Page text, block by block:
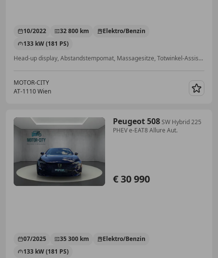
10/2022 32 800 km
Elektro/Benzin
133 kW (181 PS)
Head-up display, Abstandstempomat, Massagesitze, Totwinkel-Assistent, Lichtsensor, Sitzbelüftung, Sitzheizung, Einparkhilfe Rückfahrkamera
MOTOR-CITY
AT-1110 Wien
Peugeot 508SW Hybrid 225
PHEV e-EAT8 Allure Aut.
€ 30 990
07/2025 35 300 km
Elektro/Benzin
133 kW (181 PS)